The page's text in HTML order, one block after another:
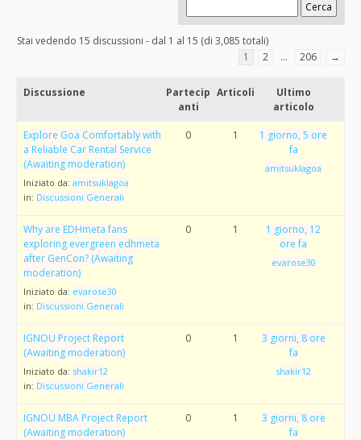
Stai vedendo 15 discussioni - dal 1 al 15 (di 3,085 totali)
1
2 … 206 →
Discussione
Partecip
anti
Articoli
Ultimo
articolo
Explore Goa Comfortably with
a Reliable Car Rental Service
(Awaiting moderation)
Iniziato da: amitsuklagoa
in: Discussioni Generali
0 1
1 giorno, 5 ore
fa
amitsuklagoa
Why are EDHmeta fans
exploring evergreen edhmeta
after GenCon? (Awaiting
moderation)
Iniziato da: evarose30
in: Discussioni Generali
0 1
1 giorno, 12
ore fa
evarose30
IGNOU Project Report
(Awaiting moderation)
Iniziato da: shakir12
in: Discussioni Generali
0 1
3 giorni, 8 ore
fa
shakir12
IGNOU MBA Project Report
(Awaiting moderation)
0 1
3 giorni, 8 ore
fa